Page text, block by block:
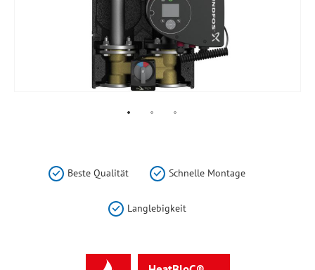
Beste Qualität Schnelle Montage
Langlebigkeit